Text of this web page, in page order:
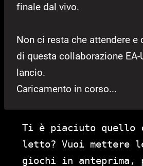
finale dal vivo.
Non ci resta che attendere
di questa collaborazione EA-
lancio.
Caricamento in corso...
Ti è piaciuto quello
letto? Vuoi mettere
giochi in anteprima,